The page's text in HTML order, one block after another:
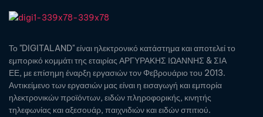
Το "DIGITALAND" είναι ηλεκτρονικό κατάστημα και αποτελεί το
εμπορικό κομμάτι της εταιρίας ΑΡΓΥΡΑΚΗΣ ΙΩΑΝΝΗΣ & ΣΙΑ
ΕΕ, με επίσημη έναρξη εργασιών τον Φεβρουάριο του 2013.
Αντικείμενο των εργασιών μας είναι η εισαγωγή και εμπορία
ηλεκτρονικών προϊόντων, ειδών πληροφορικής, κινητής
τηλεφωνίας και αξεσουάρ, παιχνιδιών και ειδών σπιτιού.